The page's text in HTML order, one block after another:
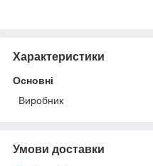
Характеристики
Основні
Виробник
Умови доставки